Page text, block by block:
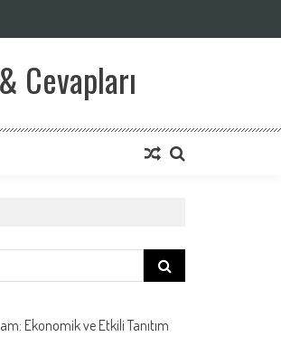
Cevapları
Search
for:
Ekonomik ve Etkili Tanıtım